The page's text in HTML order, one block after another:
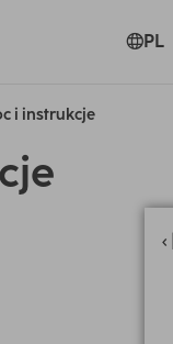
PL
i instrukcje